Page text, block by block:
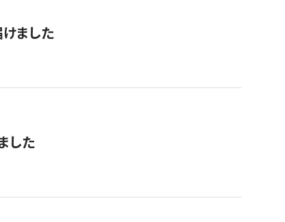
ました
した